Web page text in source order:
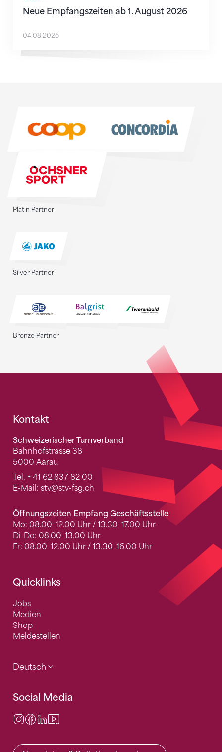
Neue Empfangszeiten ab 1. August 2026
04.08.2026
Platin Partner
Silver Partner
Bronze Partner
Fusszeile
Kontakt
Schweizerischer Turnverband
Bahnhofstrasse 38
5000 Aarau
Tel. + 41 62 837 82 00
E-Mail: stv@stv-fsg.ch
Öffnungszeiten Empfang Geschäftsstelle
Mo: 08.00–12.00 Uhr / 13.30–17.00 Uhr
Di-Do: 08.00–13.00 Uhr
Fr: 08.00–12.00 Uhr / 13.30–16.00 Uhr
Quicklinks
Jobs
Medien
Shop
Meldestellen
Deutsch
Social Media
Instagram
Facebook
LinkedIn